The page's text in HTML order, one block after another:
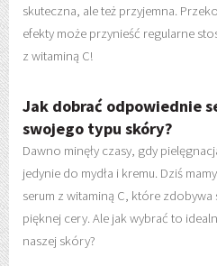
skuteczna, ale też przyjemna.
efekty może przynieść regularne
z witaminą C!
Jak dobrać odpowiednie
swojego typu skóry?
Dawno minęły czasy, gdy
jedynie do mydła i kremu. Dziś
serum z witaminą C, które zdobywa
pięknej cery. Ale jak wybrać to
naszej skóry?